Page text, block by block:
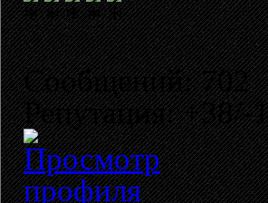
Сообщений: 702
Репутация: +38/-